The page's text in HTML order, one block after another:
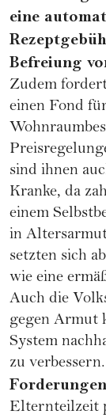
eine
Befreiung
Zudem
einen Fond
sind ihnen
Kranke, da
einem
in
setzten sich
wie eine
Auch die
gegen Armut
System
zu verbessern.
Elternteilzeit